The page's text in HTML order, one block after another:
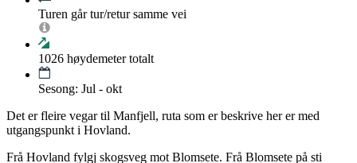
Turen går tur/retur samme vei
1026 høydemeter totalt
Sesong: Jul - okt
Det er fleire vegar til Manfjell, ruta som er beskrive her er med
utgangspunkt i Hovland.
Frå Hovland fylgj skogsveg mot Blomsete. Frå Blomsete på sti